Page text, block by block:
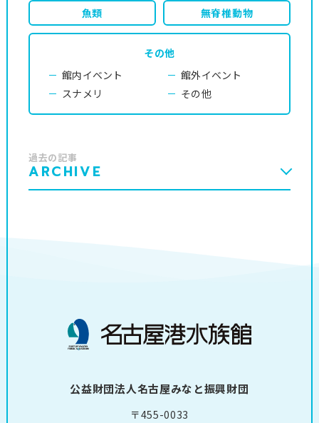
魚類 無脊椎動物
その他
館内イベント
館外イベント
スナメリ
その他
過去の記事
ARCHIVE
公益財団法人名古屋みなと振興財団
〒455-0033